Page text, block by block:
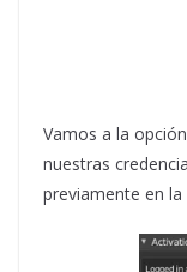
Vamos a la
nuestras
previamente en